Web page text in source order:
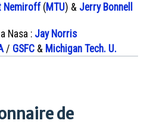
Nemiroff(MTU) & Jerry Bonnell
Nasa : Jay Norris
/ GSFC & Michigan Tech. U.
de